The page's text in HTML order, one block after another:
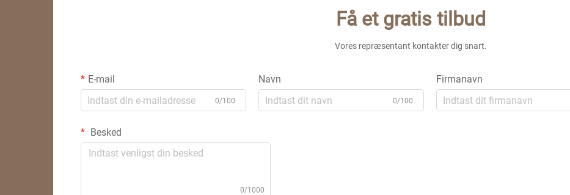
Få et gratis tilbud
Vores repræsentant kontakter dig snart.
E-mail
0/100
Navn
0/100
Firmanavn
Besked
0/1000